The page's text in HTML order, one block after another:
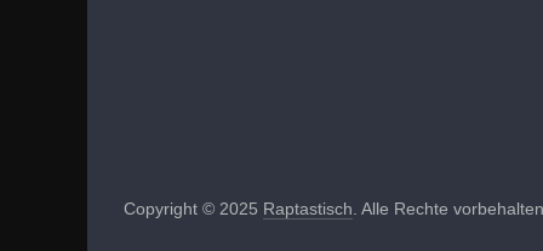
Copyright © 2025 Raptastisch . Alle Rechte